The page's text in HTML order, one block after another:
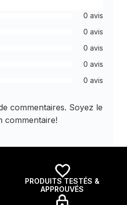
0 avis
0 avis
0 avis
0 avis
0 avis
commentaires. Soyez le
commentaire!
PRODUITS TESTÉS &
APPROUVÉS